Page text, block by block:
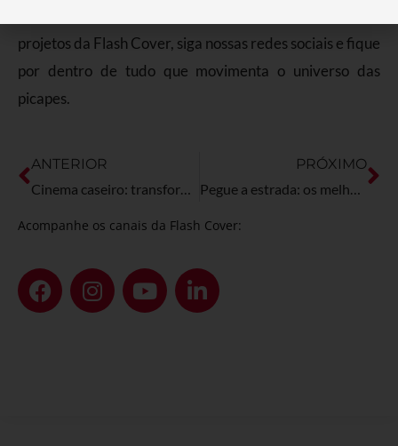
projetos da Flash Cover, siga nossas redes sociais e fique
por dentro de tudo que movimenta o universo das
picapes.
ANTERIOR
Cinema caseiro: transforme sua picape no date ideal
PRÓXIMO
Pegue a estrada: os melhores destinos off-road para viajar de picape pelo Brasil.
Acompanhe os canais da Flash Cover: